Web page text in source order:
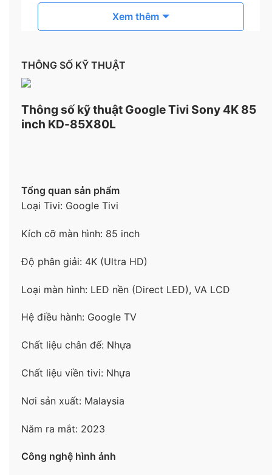
chân đế kiểu chữ T ngược
nguyên khối chắc chắn, giúp nâng đỡ tivi đứng ổn
có thể treo thiết bị lên tường và biến nó thành bức
tranh điện tử sống động tạo điểm nhấn cho không
Công nghệ hình ảnh
– Độ phân giải 4K sắc nét gấp 4 lần Full HD.
– Bộ xử lý X1 4K HDR với thuật toán cao cấp giảm
chính xác cho khung hình sống động như bước ra
Xem thêm
THÔNG SỐ KỸ THUẬT
Thông số kỹ thuật Google Tivi Sony 4K 85
inch KD-85X80L
Tổng quan sản phẩm
Loại Tivi: Google Tivi
Kích cỡ màn hình: 85 inch
Độ phân giải: 4K (Ultra HD)
Loại màn hình: LED nền (Direct LED), VA LCD
Hệ điều hành: Google TV
Chất liệu chân đế: Nhựa
Chất liệu viền tivi: Nhựa
Nơi sản xuất: Malaysia
Năm ra mắt: 2023
Công nghệ hình ảnh